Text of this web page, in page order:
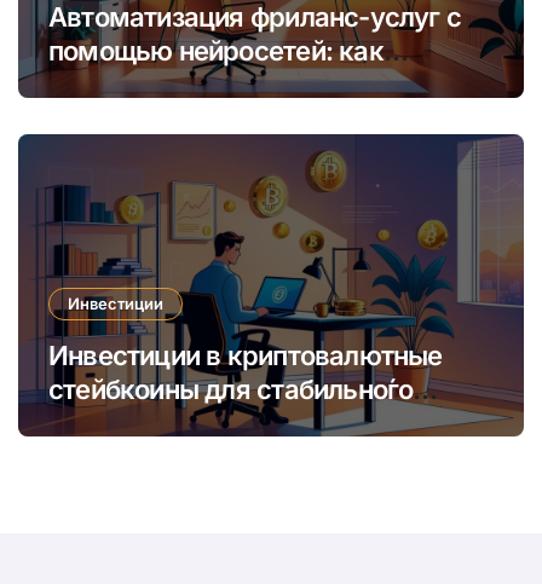
Автоматизация фриланс-услуг с
помощью нейросетей: как
увеличить доход и сократить
Инвестиции
Инвестиции в криптовалютные
стейбкоины для стабильно́го
онлайн-заработка в условиях